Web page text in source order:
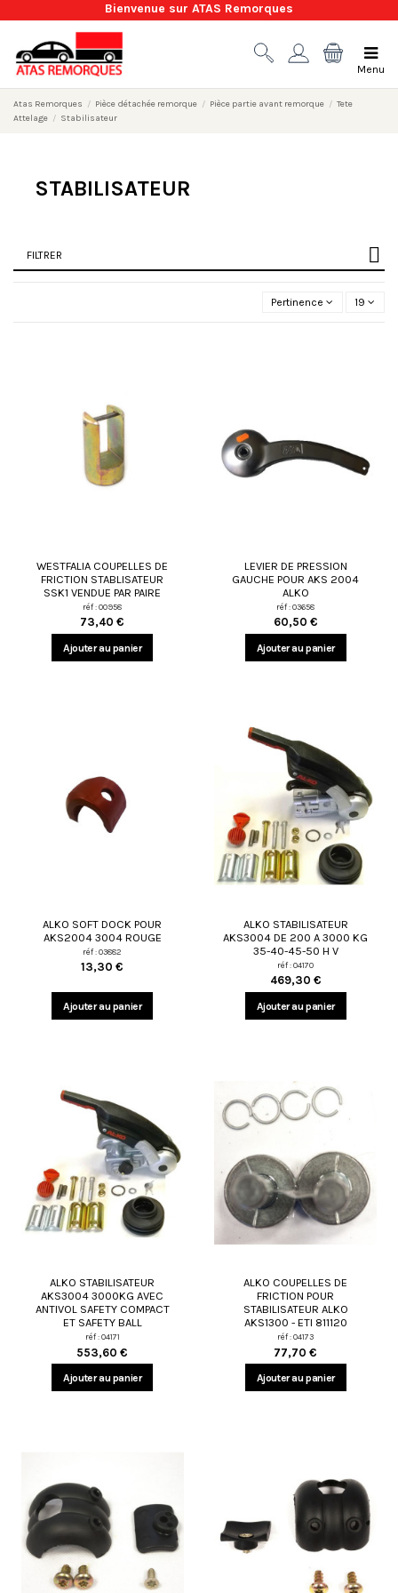
Bienvenue sur ATAS Remorques
Menu
Atas Remorques Pièce détachée remorque Pièce partie avant remorque
Tete
Attelage
Stabilisateur
STABILISATEUR
FILTRER
Pertinence 19
WESTFALIA COUPELLES DE
FRICTION STABLISATEUR
SSK1 VENDUE PAR PAIRE
réf : 00958
73,40 €
Ajouter au panier
LEVIER DE PRESSION
GAUCHE POUR AKS 2004
ALKO
réf : 03658
60,50 €
Ajouter au panier
ALKO SOFT DOCK POUR
AKS2004 3004 ROUGE
réf : 03882
13,30 €
Ajouter au panier
ALKO STABILISATEUR
AKS3004 DE 200 A 3000 KG
35-40-45-50 H V
réf : 04170
469,30 €
Ajouter au panier
ALKO STABILISATEUR
AKS3004 3000KG AVEC
ANTIVOL SAFETY COMPACT
ET SAFETY BALL
réf : 04171
553,60 €
Ajouter au panier
ALKO COUPELLES DE
FRICTION POUR
STABILISATEUR ALKO
AKS1300 - ETI 811120
réf : 04173
77,70 €
Ajouter au panier